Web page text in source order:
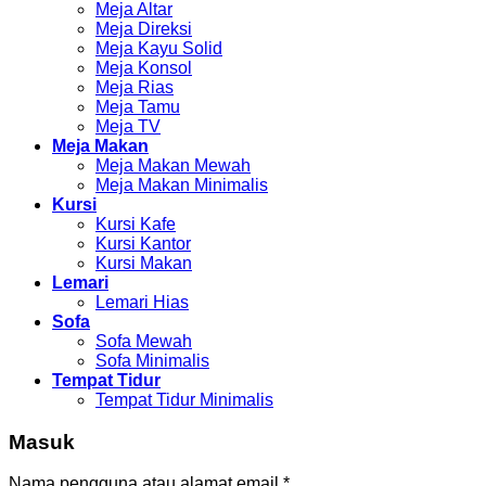
Meja Altar
Meja Direksi
Meja Kayu Solid
Meja Konsol
Meja Rias
Meja Tamu
Meja TV
Meja Makan
Meja Makan Mewah
Meja Makan Minimalis
Kursi
Kursi Kafe
Kursi Kantor
Kursi Makan
Lemari
Lemari Hias
Sofa
Sofa Mewah
Sofa Minimalis
Tempat Tidur
Tempat Tidur Minimalis
Masuk